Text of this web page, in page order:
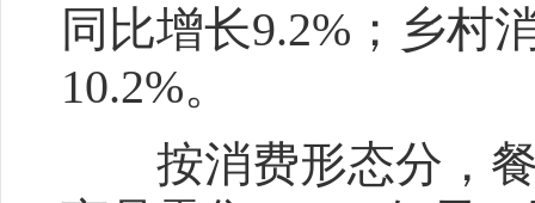
同比增长9.2%；乡村
10.2%。
按消费形态分，餐